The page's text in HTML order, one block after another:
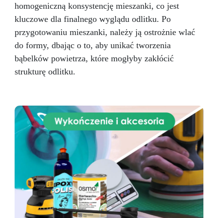
homogeniczną konsystencję mieszanki, co jest
kluczowe dla finalnego wyglądu odlitku. Po
przygotowaniu mieszanki, należy ją ostrożnie wlać
do formy, dbając o to, aby unikać tworzenia
bąbelków powietrza, które mogłyby zakłócić
strukturę odlitku.